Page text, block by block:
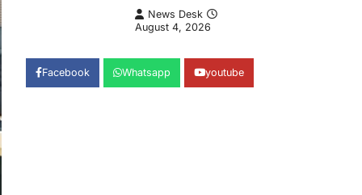
News Desk
August 4, 2026
Facebook Whatsapp youtube